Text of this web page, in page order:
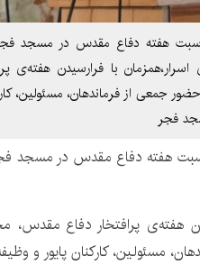
با فرارسیدن هفته‌ی
جمعی از فرماندهان، مسئولین،
فجر
هفته‌ی پرافتخار دفاع مقدس،
مسئولین، کارکنان پایور و